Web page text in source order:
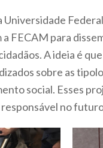
Universidade
a FECAM para
A ideia é
sobre as
social. Esses
responsável no